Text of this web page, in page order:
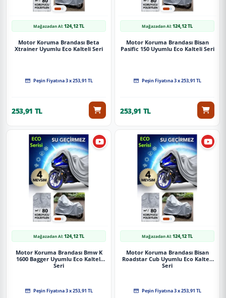
Mağazadan Al:124,12 TL
Motor Koruma Brandası Beta
Xtrainer Uyumlu Eco Kalteli Seri
Peşin Fiyatına 3 x 253,91 TL
253,91 TL
Mağazadan Al:124,12 TL
Motor Koruma Brandası Bisan
Pasific 150 Uyumlu Eco Kalteli Seri
Peşin Fiyatına 3 x 253,91 TL
253,91 TL
Mağazadan Al:124,12 TL
Motor Koruma Brandası Bmw K
1600 Bagger Uyumlu Eco Kalteli
Seri
Peşin Fiyatına 3 x 253,91 TL
Mağazadan Al:124,12 TL
Motor Koruma Brandası Bisan
Roadstar Cub Uyumlu Eco Kalteli
Seri
Peşin Fiyatına 3 x 253,91 TL